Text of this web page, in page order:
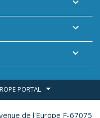



PORTAL
de l'Europe F-67075